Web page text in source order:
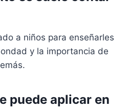
a niños para enseñarles
y la importancia de
puede aplicar en